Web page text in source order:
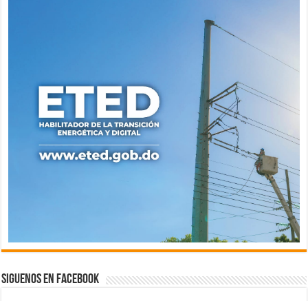
Siguenos en Facebook